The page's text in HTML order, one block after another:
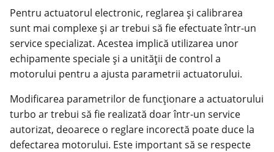
Pentru actuatorul electronic, reglarea și calibrarea
sunt mai complexe și ar trebui să fie efectuate într-un
service specializat. Acestea implică utilizarea unor
echipamente speciale și a unității de control a
motorului pentru a ajusta parametrii actuatorului.
Modificarea parametrilor de funcționare a actuatorului
turbo ar trebui să fie realizată doar într-un service
autorizat, deoarece o reglare incorectă poate duce la
defectarea motorului. Este important să se respecte